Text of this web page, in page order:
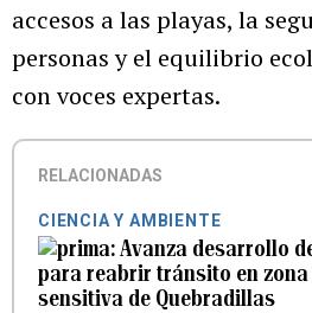
accesos a las playas, la
personas y el equilibrio
con voces expertas.
RELACIONADAS
CIENCIA Y AMBIENTE
Avanza desarrollo
para reabrir tránsito en
sensitiva de Quebradillas